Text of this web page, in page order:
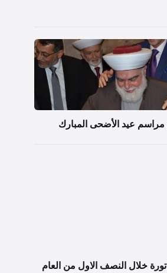
عيد الأضحى المبارك
خلال النصف الاول من العام